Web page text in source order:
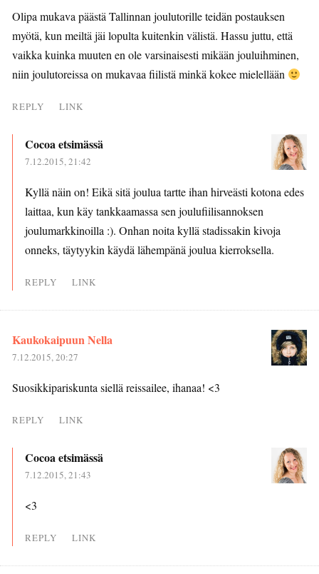
Olipa mukava päästä Tallinnan joulutorille teidän postauksen
myötä, kun meiltä jäi lopulta kuitenkin välistä. Hassu juttu, että
vaikka kuinka muuten en ole varsinaisesti mikään jouluihminen,
niin joulutoreissa on mukavaa fiilistä minkä kokee mielellään
REPLY LINK
Cocoa etsimässä
7.12.2015, 21:42
Kyllä näin on! Eikä sitä joulua tartte ihan hirveästi kotona edes
laittaa, kun käy tankkaamassa sen joulufiilisannoksen
joulumarkkinoilla :). Onhan noita kyllä stadissakin kivoja
onneks, täytyykin käydä lähempänä joulua kierroksella.
REPLY LINK
Kaukokaipuun Nella
7.12.2015, 20:27
Suosikkipariskunta siellä reissailee, ihanaa! <3
REPLY LINK
Cocoa etsimässä
7.12.2015, 21:43
<3
REPLY LINK